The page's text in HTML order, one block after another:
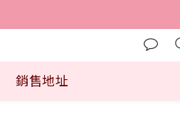
銷售地址